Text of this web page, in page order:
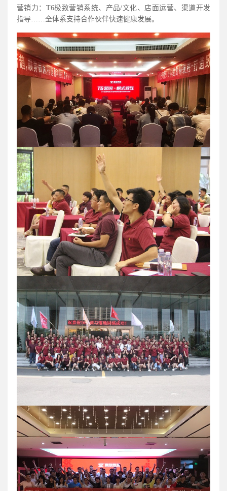
营销力：T6极致营销系统、产品/文化、店面运营、渠道开发
指导……全体系支持合作伙伴快速健康发展。